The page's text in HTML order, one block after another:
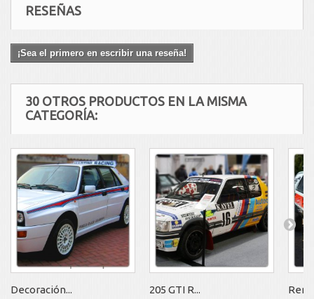
RESEÑAS
¡Sea el primero en escribir una reseña!
30 OTROS PRODUCTOS EN LA MISMA
CATEGORÍA:
Decoración... 205 GTI R...